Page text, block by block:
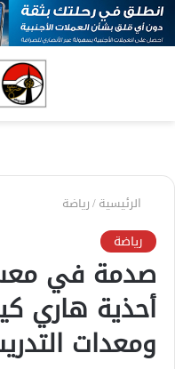
الرئيسية/رياضة
رياضة
صدمة في
أحذية هاري
ومعدات